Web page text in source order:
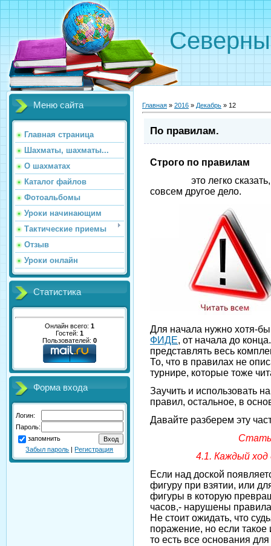
Меню сайта
Главная страница
Шахматы, шахматы...
О шахматах
Каталог файлов
Фотоальбомы
Уроки начинающим
Тактические приемы
Отзыв
Уроки онлайн
Статистика
Онлайн всего: 1
Гостей: 1
Пользователей: 0
Форма входа
Логин:
Пароль:
запомнить
Забыл пароль |Регистрация
Главная » 2016 » Декабрь » 12
По правилам.
Строго по правилам
это легко сказать, а
совсем другое дело.
Для начала нужно хотя-
ФИДЕ, от начала до
представлять весь
То, что в правилах не
турнире, которые тоже
Заучить и использовать
правил, остальное, в
Давайте разберем эту
4.1. Каждый ход
Если над доской
фигуру при взятии, или
фигуры в которую
часов,- нарушены
Не стоит ожидать, что
поражение, но если
то есть все основания